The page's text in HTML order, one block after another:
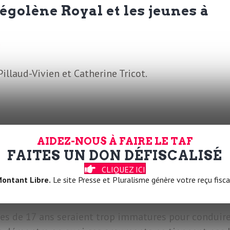
Royal et les jeunes à
Vivien et Catherine Tricot.
quand des associations de
productives
de 17 ans seraient trop immatures pour
AIDEZ-NOUS À FAIRE LE TAF
FAITES UN DON DÉFISCALISÉ
CLIQUEZ ICI
Libre. Le site Presse et Pluralisme génère votre reçu